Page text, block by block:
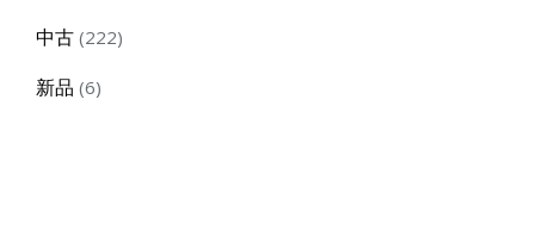
中古 222222
新品 66